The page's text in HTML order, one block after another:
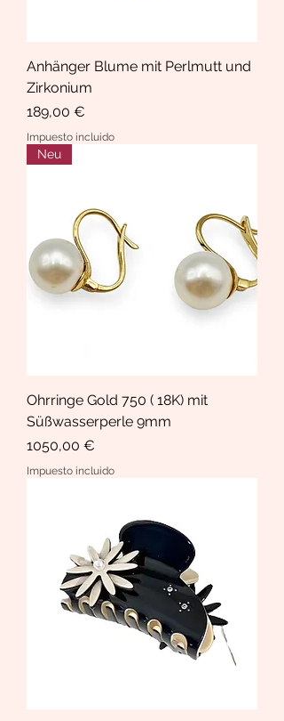
Anhänger Blume mit Perlmutt und
Zirkonium
Precio
189,00 €
Impuesto incluido
Neu
Ohrringe Gold 750 ( 18K) mit
Süßwasserperle 9mm
Precio
1050,00 €
Impuesto incluido